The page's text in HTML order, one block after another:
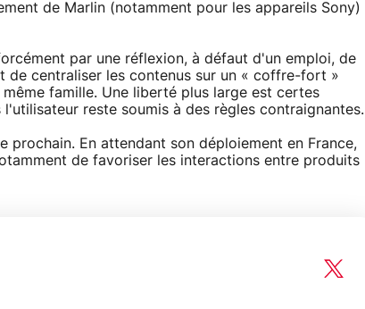
de Marlin (notamment pour les appareils Sony)
par une réflexion, à défaut d'un emploi, de
de centraliser les contenus sur un « coffre-fort »
famille. Une liberté plus large est certes
reste soumis à des règles contraignantes.
En attendant son déploiement en France,
de favoriser les interactions entre produits